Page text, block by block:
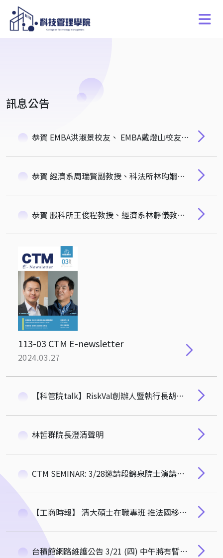
訊息公告
恭賀 EMBA洪淑景校友、 EMBA戴燈山校友榮獲112學年度科技管理學院傑出校友
恭賀 經濟系周瑞賢副教授、科法所林昀嫺副教授、服科所歐怡君副教授榮獲112學年度科管院傑出教學獎
恭賀 服科所王俊程教授、經濟系林靜儀教授、計財系潘虹華副教授榮獲112學年度科管院傑出導師獎
113-03 CTM E-newsletter
2024.03.27
【科管院talk】RiskVal創辦人暨執行長胡國琳專訪
林哲群院長澄清聲明
CTM SEMINAR: 3/28邀請段錦泉院士演講，歡迎參加!
【工商時報】 清大碩士在職專班 推法國移地學習
台積館網路維護公告 3/21 (四) 中午將有暫時性中斷服務，敬請見諒。